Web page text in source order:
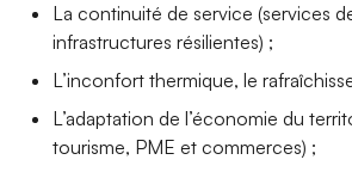
La continuité de service (services
infrastructures résilientes) ;
L’inconfort thermique, le
L’adaptation de l’économie du
tourisme, PME et commerces) ;